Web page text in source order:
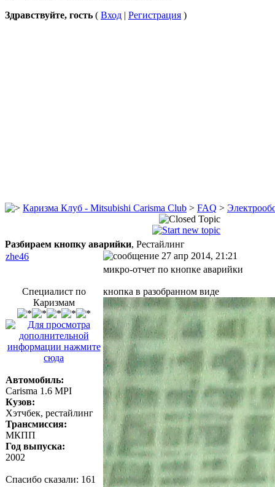
Здравствуйте, гость ( Вход | Регистрация )
Каризма Клуб - Mitsubishi Carisma Club > FAQ >
Разбираем кнопку аварийки, Рестайлинг
zhe46
27 апр 2014, 21:21
Специалист по
Каризмам
Автомобиль:
Carisma 1.6 MPI
Кузов:
Хэтчбек, рестайлинг
Трансмиссия:
МКПП
Год выпуска:
2002
Спасибо сказали: 161
микро-отчет по кнопке аварийки
кнопка в разобранном виде